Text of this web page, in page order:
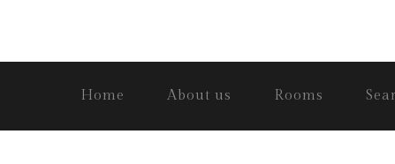
Home About us Rooms